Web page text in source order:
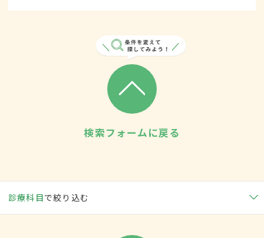
検索フォームに戻る
診療科目で絞り込む